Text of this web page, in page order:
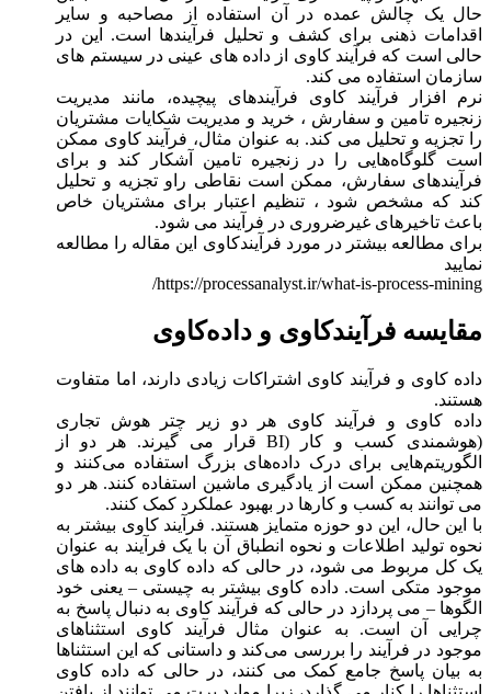
حال یک چالش عمده در آن استفاده از مصاحبه و سایر
اقدامات ذهنی برای کشف و تحلیل فرآیند‌ها است. این در
حالی است که فرآیند کاوی از داده های عینی در سیستم های
سازمان استفاده می کند.
نرم افزار فرآیند کاوی فرآیندهای پیچیده، مانند مدیریت
زنجیره تامین و سفارش ، خرید و مدیریت شکایات مشتریان
را تجزیه و تحلیل می کند. به عنوان مثال، فرآیند کاوی ممکن
است گلوگاه‌هایی را در زنجیره تامین آشکار کند و برای
فرآیندهای سفارش، ممکن است نقاطی راو تجزیه و تحلیل
کند که مشخص شود ، تنظیم اعتبار برای مشتریان خاص
باعث تاخیرهای غیرضروری در فرآیند می شود.
برای مطالعه بیشتر در مورد فرآیندکاوی این مقاله را مطالعه
نمایید
https://processanalyst.ir/what-is-process-mining/
مقایسه فرآیندکاوی و داده‌کاوی
داده کاوی و فرآیند کاوی اشتراکات زیادی دارند، اما متفاوت
هستند.
داده کاوی و فرآیند کاوی هر دو زیر چتر هوش تجاری
(هوشمندی کسب و کار (BI قرار می گیرند. هر دو از
الگوریتم‌هایی برای درک داده‌های بزرگ استفاده می‌کنند و
همچنین ممکن است از یادگیری ماشین استفاده کنند. هر دو
می توانند به کسب و کارها در بهبود عملکرد کمک کنند.
با این حال، این دو حوزه متمایز هستند. فرآیند کاوی بیشتر به
نحوه تولید اطلاعات و نحوه انطباق آن با یک فرآیند به عنوان
یک کل مربوط می شود، در حالی که داده کاوی به داده های
موجود متکی است. داده کاوی بیشتر به چیستی – یعنی خود
الگوها – می پردازد در حالی که فرآیند کاوی به دنبال پاسخ به
چرایی آن است. به عنوان مثال فرآیند کاوی استثناهای
موجود در فرآیند را بررسی می‌کند و داستانی که این استثناها
به بیان پاسخ جامع کمک می کنند، در حالی که داده کاوی